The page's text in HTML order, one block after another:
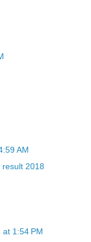
AM
result 2018
1:54 PM